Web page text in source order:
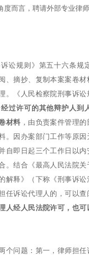
度而言，聘请外部专业律
诉讼规则》第五十六条规
、摘抄、复制本案案卷
。《人民检察院刑事诉
经过许可的其他辩护人到
材料 ，由负责案件管理
。因办案部门工作等原
自即日起三个工作日以
。结合《最高人民法院关
解释》（下称 《刑事诉讼
任诉讼代理人的，可以
人经人民法院许可，也可
个问题：第一，律师担任